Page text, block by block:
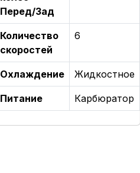
Перед/Зад
Количество
скоростей
6
Охлаждение Жидкостное
Питание Карбюратор